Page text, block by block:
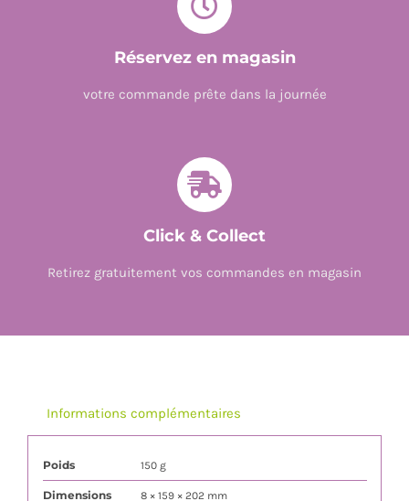
Réservez en magasin
votre commande prête dans la journée
Click & Collect
Retirez gratuitement vos commandes en magasin
Informations complémentaires
Poids 150 g
Dimensions 8 × 159 × 202 mm